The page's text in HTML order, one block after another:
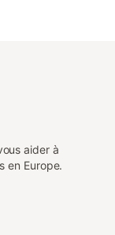
aider à
en Europe.